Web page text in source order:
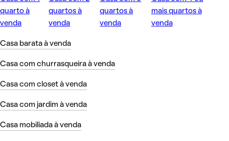
quarto à
venda
quartos à
venda
quartos à
venda
mais quartos à
venda
Casa barata à venda
Casa com churrasqueira à venda
Casa com closet à venda
Casa com jardim à venda
Casa mobiliada à venda